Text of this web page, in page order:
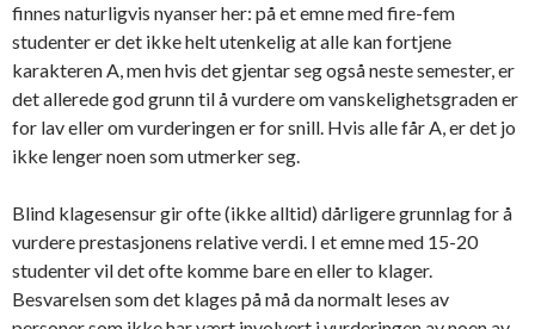
finnes naturligvis nyanser her: på et emne med fire-fem
studenter er det ikke helt utenkelig at alle kan fortjene
karakteren A, men hvis det gjentar seg også neste semester, er
det allerede god grunn til å vurdere om vanskelighetsgraden er
for lav eller om vurderingen er for snill. Hvis alle får A, er det jo
ikke lenger noen som utmerker seg.
Blind klagesensur gir ofte (ikke alltid) dårligere grunnlag for å
vurdere prestasjonens relative verdi. I et emne med 15-20
studenter vil det ofte komme bare en eller to klager.
Besvarelsen som det klages på må da normalt leses av